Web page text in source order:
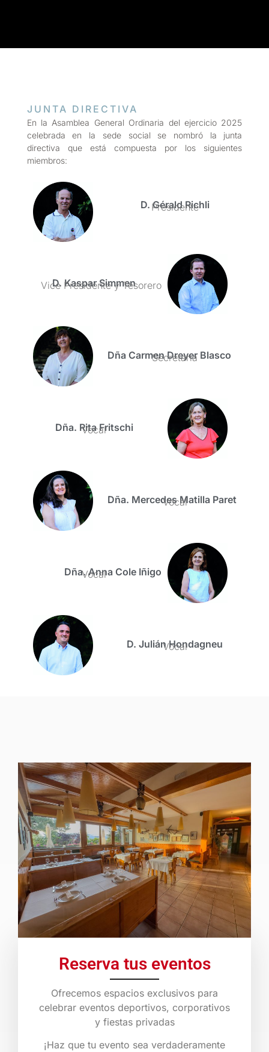
JUNTA DIRECTIVA
En la Asamblea General Ordinaria del ejercicio 2025
celebrada en la sede social se nombró la junta
directiva que está compuesta por los siguientes
miembros:
D. Gérald Richli
Presidente
D. Kaspar Simmen
Vice Presidente y Tesorero
Dña Carmen Dreyer Blasco
Secretaria
Dña. Rita Fritschi
Vocal
Dña. Mercedes Matilla Paret
Vocal
Dña. Anna Cole Iñigo
Vocal
D. Julián Hondagneu
Vocal
Reserva tus eventos
Ofrecemos espacios exclusivos para
celebrar eventos deportivos, corporativos
y fiestas privadas
¡Haz que tu evento sea verdaderamente